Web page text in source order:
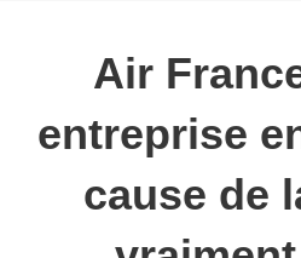
Air
entreprise
cause de